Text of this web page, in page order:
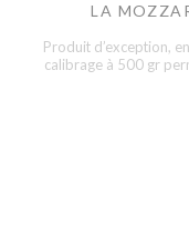
LA
Produit d’exception,
calibrage à 500 gr